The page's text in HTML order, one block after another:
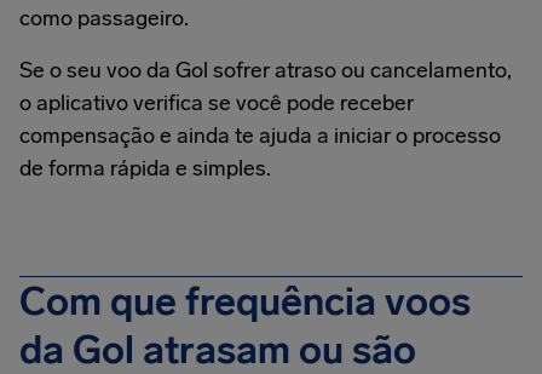
como passageiro.
Se o seu voo da Gol sofrer atraso ou cancelamento,
o aplicativo verifica se você pode receber
compensação e ainda te ajuda a iniciar o processo
de forma rápida e simples.
Com que frequência voos
da Gol atrasam ou são